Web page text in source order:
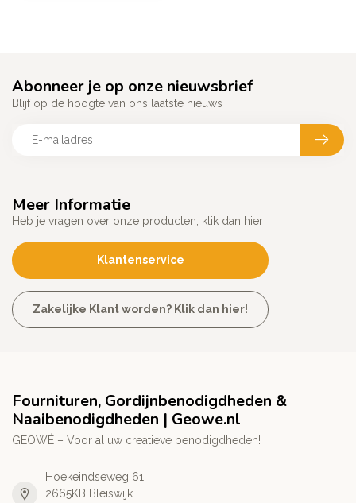
Meer Informatie
Heb je vragen over onze producten, klik dan hier
Klantenservice
Zakelijke Klant worden? Klik dan hier!
Abonneer je op onze nieuwsbrief
Blijf op de hoogte van ons laatste nieuws
Fournituren, Gordijnbenodigdheden &
Naaibenodigdheden | Geowe.nl
GEOWÉ – Voor al uw creatieve benodigdheden!
Hoekeindseweg 61
2665KB Bleiswijk